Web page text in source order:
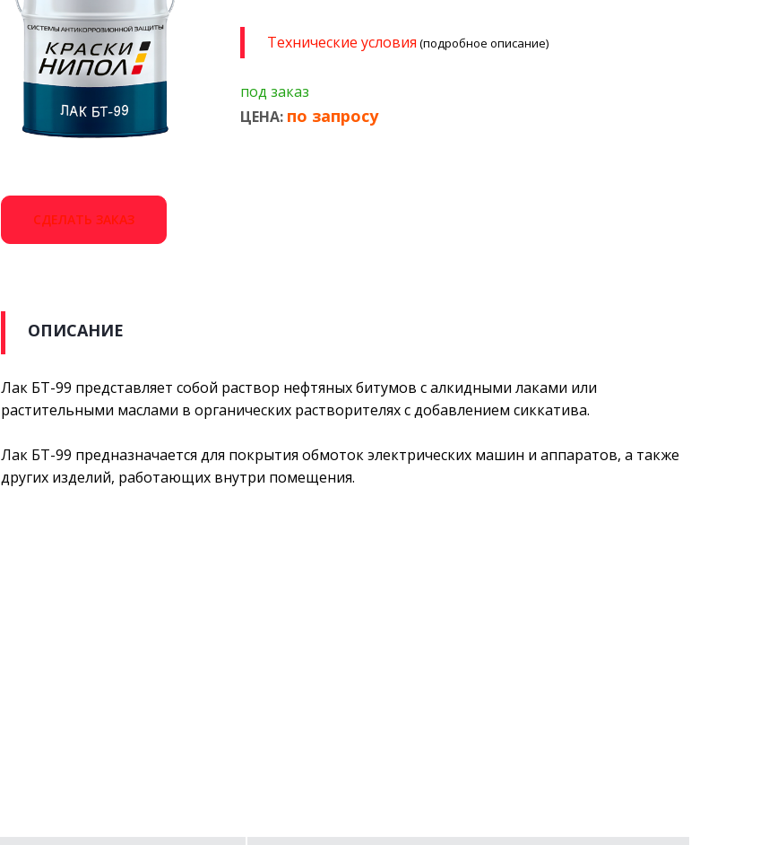
Технические условия (подробное описание)
под заказ
ЦЕНА: по запросу
СДЕЛАТЬ ЗАКАЗ
ОПИСАНИЕ
Лак БТ-99 представляет собой раствор нефтяных битумов с алкидными лаками или
растительными маслами в органических растворителях с добавлением сиккатива.
Лак БТ-99 предназначается для покрытия обмоток электрических машин и аппаратов, а также
других изделий, работающих внутри помещения.